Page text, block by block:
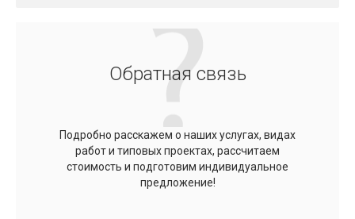
Обратная связь
Подробно расскажем о наших услугах, видах
работ и типовых проектах, рассчитаем
стоимость и подготовим индивидуальное
предложение!